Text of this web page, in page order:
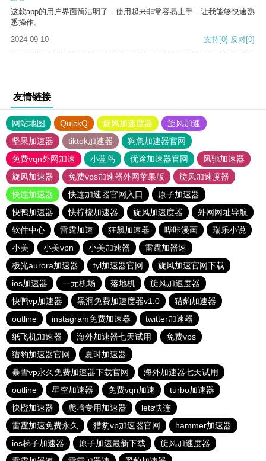
这款app的用户界面简洁明了，使用起来非常容易上手，让我能够快速熟
悉操作。
2024-09-10
支持[0] 反对[0]
友情链接
网站地图 QuickQ 旋风加速度器
旋风加速
坚果加速器
tiktok加速器
狗急加速器官网
免费vqn外网加速
小蓝鸟 优途加速器官网
风驰加速器
旋风加速器
免费vps加速器外网苹果版
旋风加速度器
快连加速器
快连加速器官网入口
原子加速器
快鸭加速器
快柠檬加速器 旋风加速度器
外网网址导航
软件中心
雷霆加速 狂飙加速器 哔咔漫画
瑞乐小说
小美
小美vpn 小美加速器
雷霆加器速
极光aurora加速器
tyl加速器官网
旋风加速官网下载
ios加速器
一元机场 落地机
旋风加速度器
快鸭vp加速器
黑洞免费加速度器v1.0
猎豹加速器
outline
instagram免费加速器
twitter加速器
纸飞机加速器
海外加速器七天试用
免费vps
猎豹加速器官网
夏时加速器
暴雪vp永久免费加速器下载官网
海外加速器七天试用
outline
星空加速器 免费vqn加速
turbo加速器
快橙加速器
爬墙专用加速器
lets快连
雷霆加速免费永久
猎豹vp加速器官网
hammer加速器
ios梯子加速器
原子加速最新下载
旋风加速度器